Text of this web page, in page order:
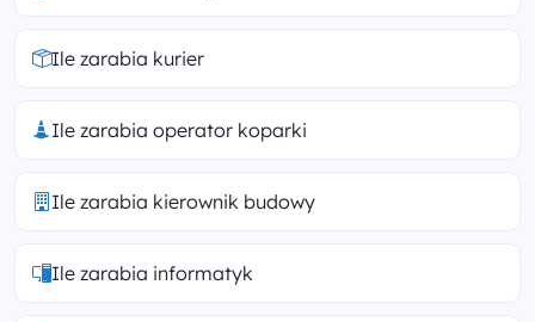
Ile zarabia kurier
Ile zarabia operator koparki
Ile zarabia kierownik budowy
Ile zarabia informatyk